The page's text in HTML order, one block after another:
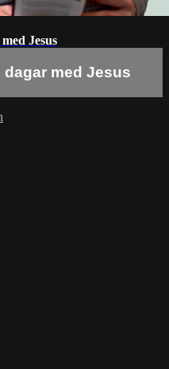
Jesus
dagar med Jesus